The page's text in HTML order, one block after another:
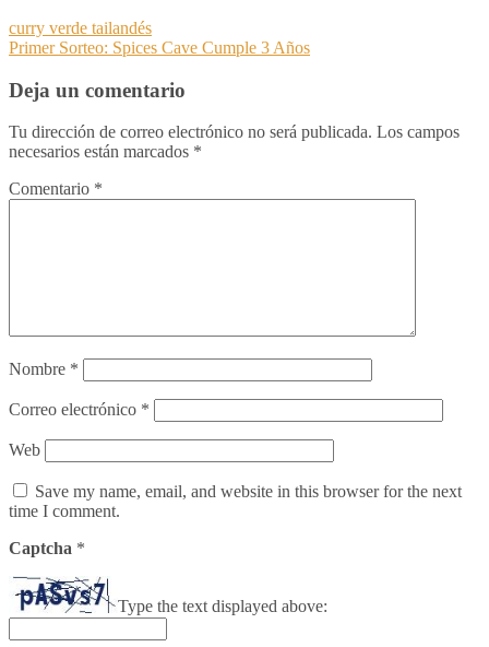
curry verde tailandés
Primer Sorteo: Spices Cave Cumple 3 Años
Deja un comentario
Tu dirección de correo electrónico no será publicada. Los campos
necesarios están marcados *
Comentario *
Nombre *
Correo electrónico *
Web
Save my name, email, and website in this browser for the next
time I comment.
Captcha *
Type the text displayed above: